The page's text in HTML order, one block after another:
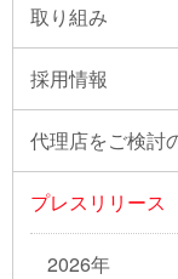
取り組み
採用情報
代理店をご検討
プレスリリース
2026年